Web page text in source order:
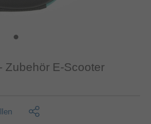
Zubehör E-Scooter